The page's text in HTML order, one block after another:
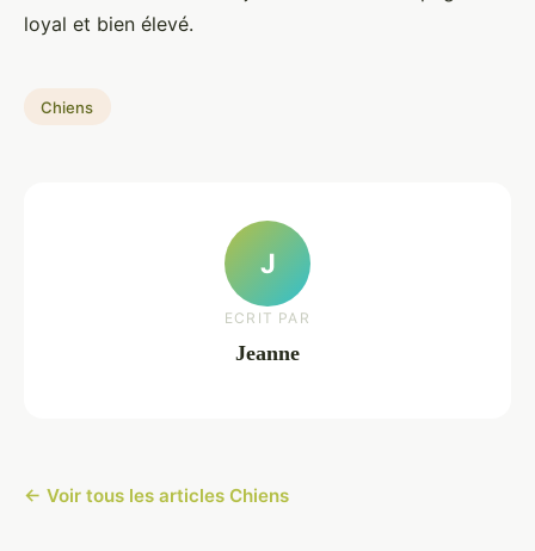
loyal et bien élevé.
Chiens
J
ECRIT PAR
Jeanne
← Voir tous les articles Chiens